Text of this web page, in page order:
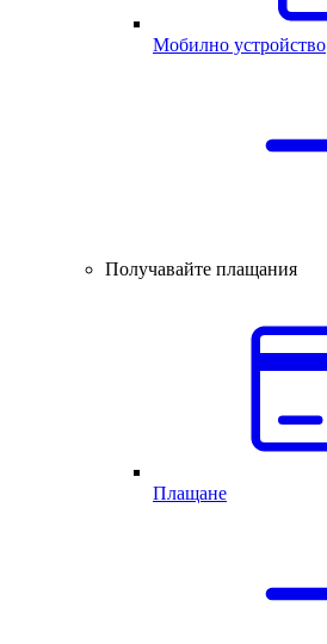
Мобилно устройство
Получавайте плащания
Плащане